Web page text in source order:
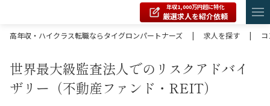
年収1,000万円超に特化
厳選求人を紹介依頼
高年収・ハイクラス転職ならタイグロンパートナーズ
| 求人を探す |
世界最大級監査法人でのリスクアドバイ
ザリー（不動産ファンド・REIT）